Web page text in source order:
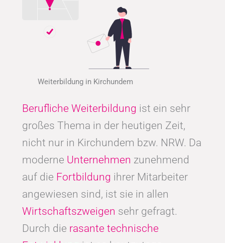
Weiterbildung in Kirchundem
Berufliche Weiterbildung ist ein sehr
großes Thema in der heutigen Zeit,
nicht nur in Kirchundem bzw. NRW. Da
moderne Unternehmen zunehmend
auf die Fortbildung ihrer Mitarbeiter
angewiesen sind, ist sie in allen
Wirtschaftszweigen sehr gefragt.
Durch die rasante technische